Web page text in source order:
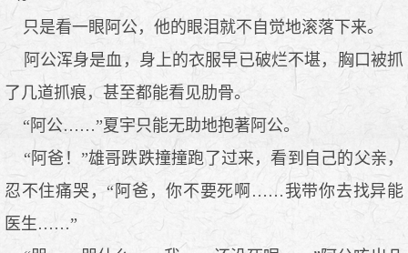
只是看一眼阿公，他的眼泪就不自觉地滚落下来。
阿公浑身是血，身上的衣服早已破烂不堪，胸口被抓
了几道抓痕，甚至都能看见肋骨。
“阿公……”夏宇只能无助地抱著阿公。
“阿爸！”雄哥跌跌撞撞跑了过来，看到自己的父亲，
忍不住痛哭，“阿爸，你不要死啊……我带你去找异能
医生……”